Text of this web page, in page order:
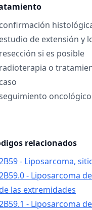
confirmación
estudio de extensión y
resección si es posible
radioterapia o
caso
oncológico
relacionados
- Liposarcoma,
- Liposarcoma
las extremidades
- Liposarcoma